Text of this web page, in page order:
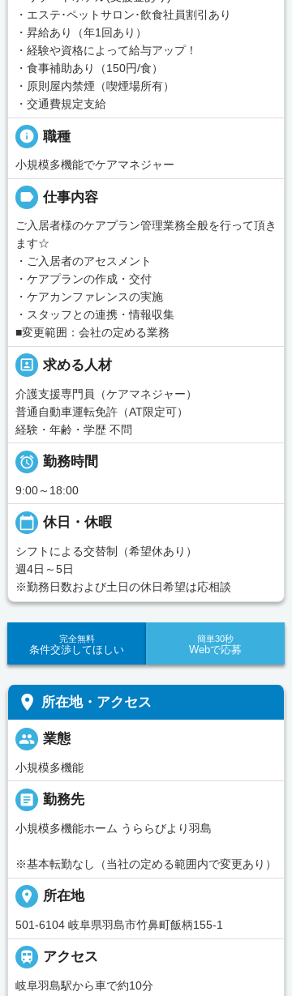
・エステ･ペットサロン･飲食社員割引あり
・昇給あり（年1回あり）
・経験や資格によって給与アップ！
・食事補助あり（150円/食）
・原則屋内禁煙（喫煙場所有）
・交通費規定支給
info 職種
小規模多機能でケアマネジャー
label 仕事内容
ご入居者様のケアプラン管理業務全般を行って頂き
ます☆
・ご入居者のアセスメント
・ケアプランの作成・交付
・ケアカンファレンスの実施
・スタッフとの連携・情報収集
■変更範囲：会社の定める業務
portrait 求める人材
介護支援専門員（ケアマネジャー）
普通自動車運転免許（AT限定可）
経験・年齢・学歴 不問
 勤務時間
9:00～18:00
calendar_today 休日・休暇
シフトによる交替制（希望休あり）
週4日～5日
※勤務日数および土日の休日希望は応相談
完全無料
条件交渉してほしい
簡単30秒
Webで応募
place 所在地・アクセス
people 業態
小規模多機能
_pin
勤務先
小規模多機能ホーム うららびより羽島
※基本転勤なし（当社の定める範囲内で変更あり）
place 所在地
501-6104 岐阜県羽島市竹鼻町飯柄155-1
 アクセス
岐阜羽島駅から車で約10分